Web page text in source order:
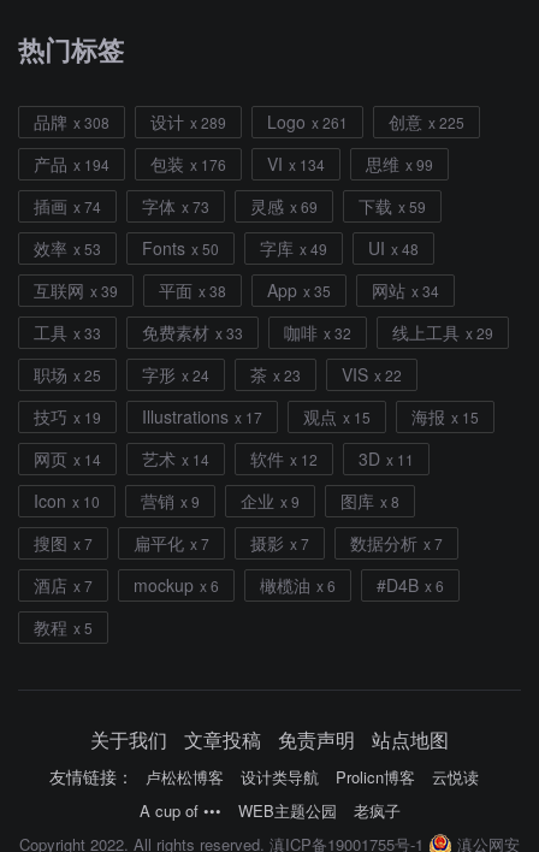
热门标签
品牌 x 308 设计 x 289 Logo x 261 创意 x 225
产品 x 194 包装 x 176 VI x 134 思维 x 99
插画 x 74 字体 x 73 灵感 x 69 下载 x 59
效率 x 53 Fonts x 50 字库 x 49 UI x 48
互联网 x 39 平面 x 38 App x 35 网站 x 34
工具 x 33 免费素材 x 33 咖啡 x 32 线上工具 x 29
职场 x 25 字形 x 24 茶 x 23 VIS x 22
技巧 x 19 Illustrations x 17 观点 x 15 海报 x 15
网页 x 14 艺术 x 14 软件 x 12 3D x 11
Icon x 10 营销 x 9 企业 x 9 图库 x 8
搜图 x 7 扁平化 x 7 摄影 x 7 数据分析 x 7
酒店 x 7 mockup x 6 橄榄油 x 6 #D4B x 6
教程 x 5
关于我们 文章投稿 免责声明 站点地图
友情链接： 卢松松博客 设计类导航 Prolicn博客
云悦读
A cup of •••
WEB主题公园
老疯子
Copyright 2022. All rights reserved. 滇ICP备19001755号-1 滇公网安